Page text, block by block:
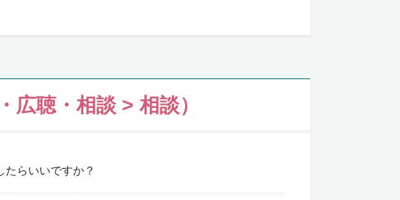
聴・相談 > 相談）
らいいですか？